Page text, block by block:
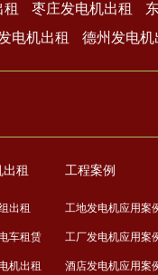
枣庄发电机出租
电机出租 德州发电机
出租
出租
车租赁
机出租
工程案例
工地发电机应用案
工厂发电机应用案
酒店发电机应用案